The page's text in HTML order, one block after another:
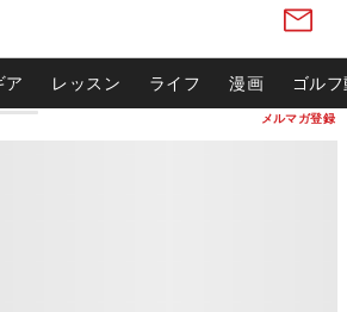
メルマガ登録
ア レッスン ライフ 漫画 ゴル